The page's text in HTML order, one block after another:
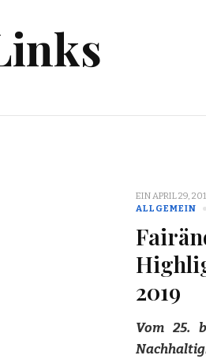
EINAPRIL 29,
ALLGEMEIN
2019
Vom 25.